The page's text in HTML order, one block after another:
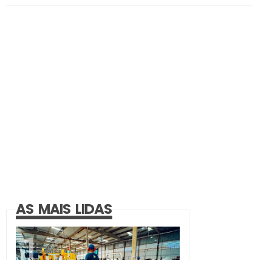
AS MAIS LIDAS